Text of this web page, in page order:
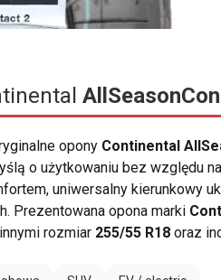
opony Continental
o użytkowaniu bez względu
uniwersalny kierunkowy
Prezentowana opona marki
rozmiar 255/55 R18 oraz